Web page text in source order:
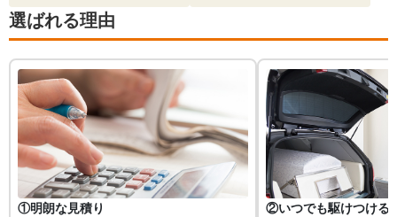
選ばれる理由
①明朗な見積り ②いつでも駆けつける